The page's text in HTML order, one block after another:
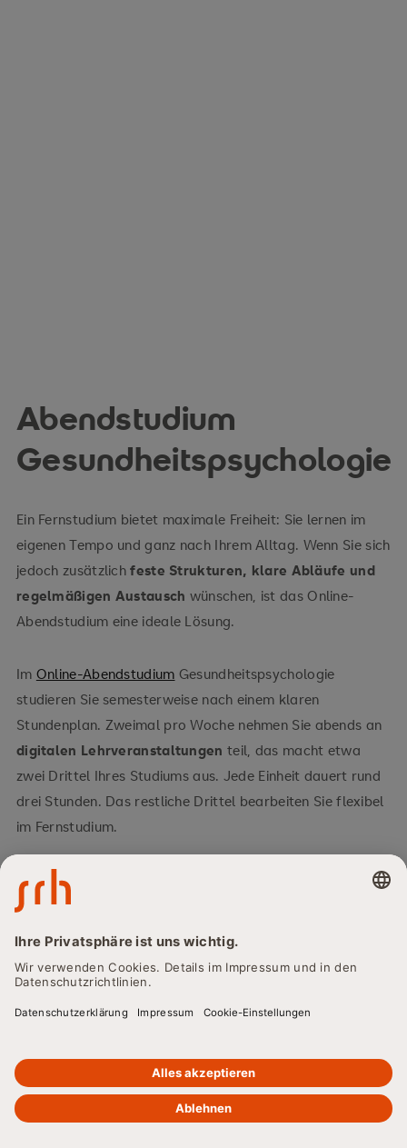
Abendstudium
Gesundheitspsychologie
Ein Fernstudium bietet maximale Freiheit: Sie lernen im
eigenen Tempo und ganz nach Ihrem Alltag. Wenn Sie sich
jedoch zusätzlichfeste Strukturen, klare Abläufe und
regelmäßigen Austausch wünschen, ist das Online-
Abendstudium eine ideale Lösung.
Im Online-Abendstudium Gesundheitspsychologie
studieren Sie semesterweise nach einem klaren
Stundenplan. Zweimal pro Woche nehmen Sie abends an
digitalen Lehrveranstaltungen teil, das macht etwa
zwei Drittel Ihres Studiums aus. Jede Einheit dauert rund
drei Stunden. Das restliche Drittel bearbeiten Sie flexibel
im Fernstudium.
Alle Inhalte finden Sie auch im E-Campus, von E-Lectures
über Studienbriefe bis hin zu VideoCasts.
Prüfungen lassen sich ebenfalls individuell
terminieren.
Dozent:innen und Kommiliton:innen. Durch feste Kohorten
entsteht ein starkes Gemeinschaftsgefühl, das das
Lernen erleichtert und motiviert.